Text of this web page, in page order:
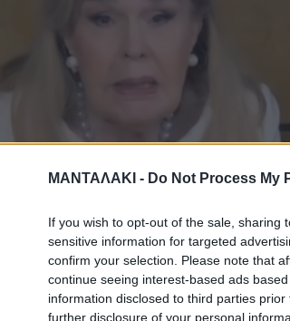
ΜΑΝΤΑΛΑΚΙ - Do Not Process My
If you wish to opt-out of the sale, sharing
sensitive information for targeted
confirm your selection. Please note that
continue seeing interest-based ads
information disclosed to third parties
further disclosure of your personal